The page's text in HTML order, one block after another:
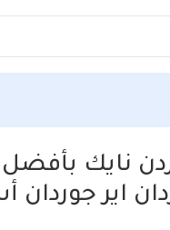
نايك
اير جوردان